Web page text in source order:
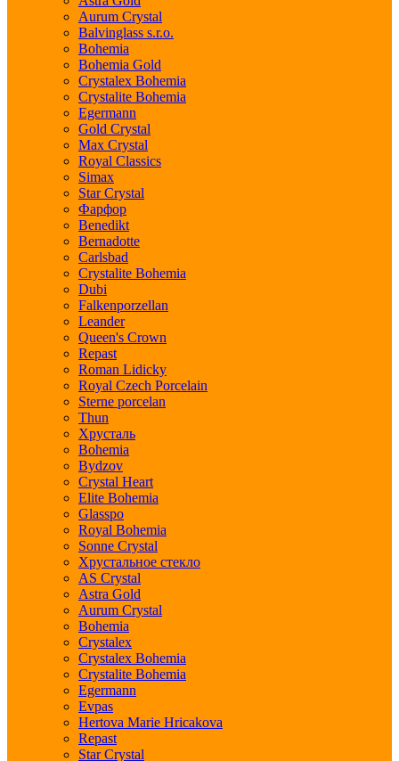
Aurum Crystal
Balvinglass s.r.o.
Bohemia
Bohemia Gold
Crystalex Bohemia
Crystalite Bohemia
Egermann
Gold Crystal
Max Crystal
Royal Classics
Simax
Star Crystal
Фарфор
Benedikt
Bernadotte
Carlsbad
Crystalite Bohemia
Dubi
Falkenporzellan
Leander
Queen's Crown
Repast
Roman Lidicky
Royal Czech Porcelain
Sterne porcelan
Thun
Хрусталь
Bohemia
Bydzov
Crystal Heart
Elite Bohemia
Glasspo
Royal Bohemia
Sonne Crystal
Хрустальное стекло
AS Crystal
Astra Gold
Aurum Crystal
Bohemia
Crystalex
Crystalex Bohemia
Crystalite Bohemia
Egermann
Evpas
Hertova Marie Hricakova
Repast
Star Crystal